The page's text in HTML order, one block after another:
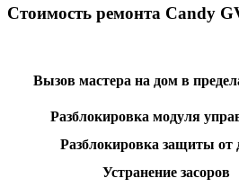
Стоимость ремонта Candy
Вызов мастера на дом в
Разблокировка модуля
Разблокировка защиты от
Устранение засоров